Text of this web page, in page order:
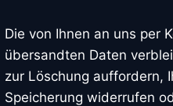
Die von Ihnen an uns per
übersandten Daten
zur Löschung auffordern,
Speicherung widerrufen